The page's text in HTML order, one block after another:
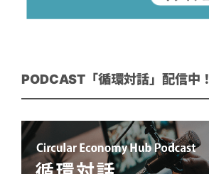
PODCAST「循環対話」配信中！